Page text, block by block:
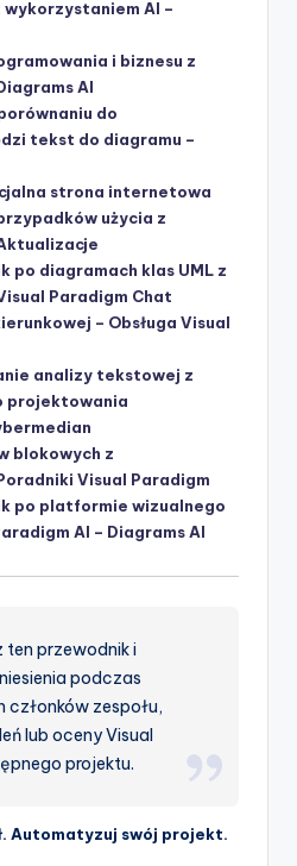
AI –
i biznesu z
AI
do
tekst do diagramu –
strona internetowa
użycia z
po diagramach klas UML z
Paradigm Chat
– Obsługa Visual
analizy tekstowej z
projektowania
blokowych z
Visual Paradigm
po platformie wizualnego
AI – Diagrams AI
ten przewodnik i
podczas
zespołu,
lub oceny Visual
projektu.
Automatyzuj swój projekt.